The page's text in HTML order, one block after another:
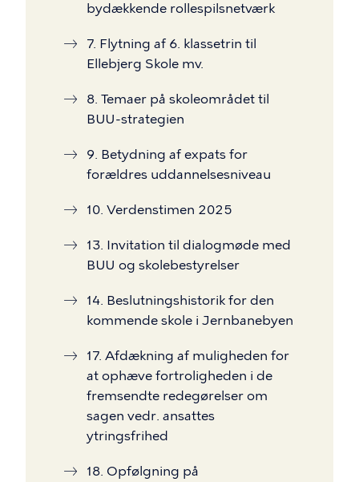
bydækkende rollespilsnetværk
7. Flytning af 6. klassetrin til
Ellebjerg Skole mv.
8. Temaer på skoleområdet til
BUU-strategien
9. Betydning af expats for
forældres uddannelsesniveau
10. Verdenstimen 2025
13. Invitation til dialogmøde med
BUU og skolebestyrelser
14. Beslutningshistorik for den
kommende skole i Jernbanebyen
17. Afdækning af muligheden for
at ophæve fortroligheden i de
fremsendte redegørelser om
sagen vedr. ansattes
ytringsfrihed
18. Opfølgning på